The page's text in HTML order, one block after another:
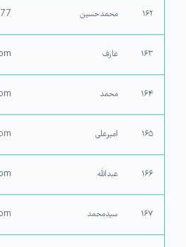
۱۶۲ محمدحسین
۱۶۳ عارف
۱۶۴ محمد
۱۶۵ امیرعلی
۱۶۶ عبدالله
۱۶۷ سیدمحمد